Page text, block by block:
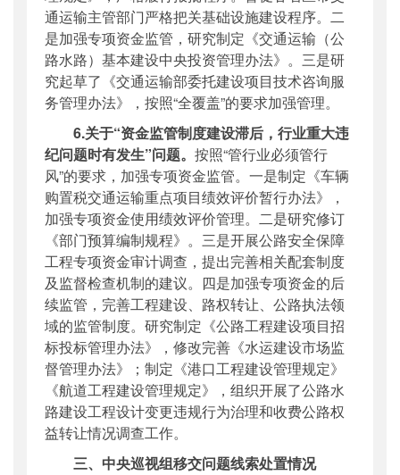
通运输主管部门严格把关基础设施建设程序。二
是加强专项资金监管，研究制定《交通运输（公
路水路）基本建设中央投资管理办法》。三是研
究起草了《交通运输部委托建设项目技术咨询服
务管理办法》，按照“全覆盖”的要求加强管理。
6.关于“资金监管制度建设滞后，行业重大违
纪问题时有发生”问题。 按照“管行业必须管行
风”的要求，加强专项资金监管。一是制定《车辆
购置税交通运输重点项目绩效评价暂行办法》，
加强专项资金使用绩效评价管理。二是研究修订
《部门预算编制规程》。三是开展公路安全保障
工程专项资金审计调查，提出完善相关配套制度
及监督检查机制的建议。四是加强专项资金的后
续监管，完善工程建设、路权转让、公路执法领
域的监管制度。研究制定《公路工程建设项目招
标投标管理办法》，修改完善《水运建设市场监
督管理办法》；制定《港口工程建设管理规定》
《航道工程建设管理规定》，组织开展了公路水
路建设工程设计变更违规行为治理和收费公路权
益转让情况调查工作。
三、中央巡视组移交问题线索处置情况